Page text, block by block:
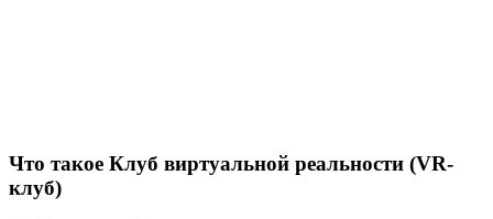
Что такое Клуб виртуальной реальности (VR-
клуб)